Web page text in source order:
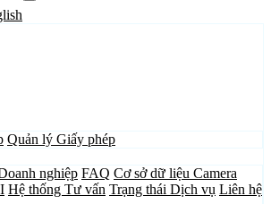
Quản lý Giấy phép
nghiệp FAQ Cơ sở dữ liệu Camera
Hệ thống Tư vấn Trạng thái Dịch vụ Liên hệ